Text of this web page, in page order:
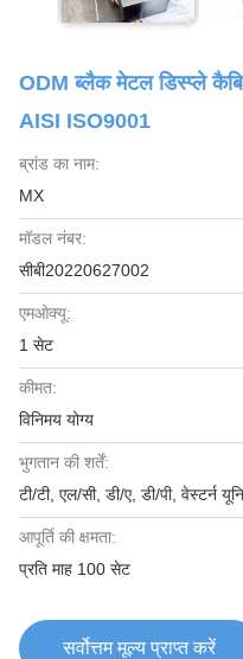
ODM ब्लैक मेटल डिस्प्ले
AISI ISO9001
ब्रांड का नाम:
MX
मॉडल नंबर:
सीबी20220627002
एमओक्यू:
1 सेट
कीमत:
विनिमय योग्य
भुगतान की शर्तें:
टी/टी, एल/सी, डी/ए, डी/पी, वेस्टर्न
आपूर्ति की क्षमता:
प्रति माह 100 सेट
सर्वोत्तम मूल्य प्राप्त करें